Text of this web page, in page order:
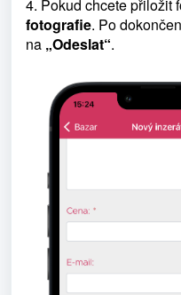
4. Pokud chcete přiložit
fotografie. Po
na „Odeslat“.